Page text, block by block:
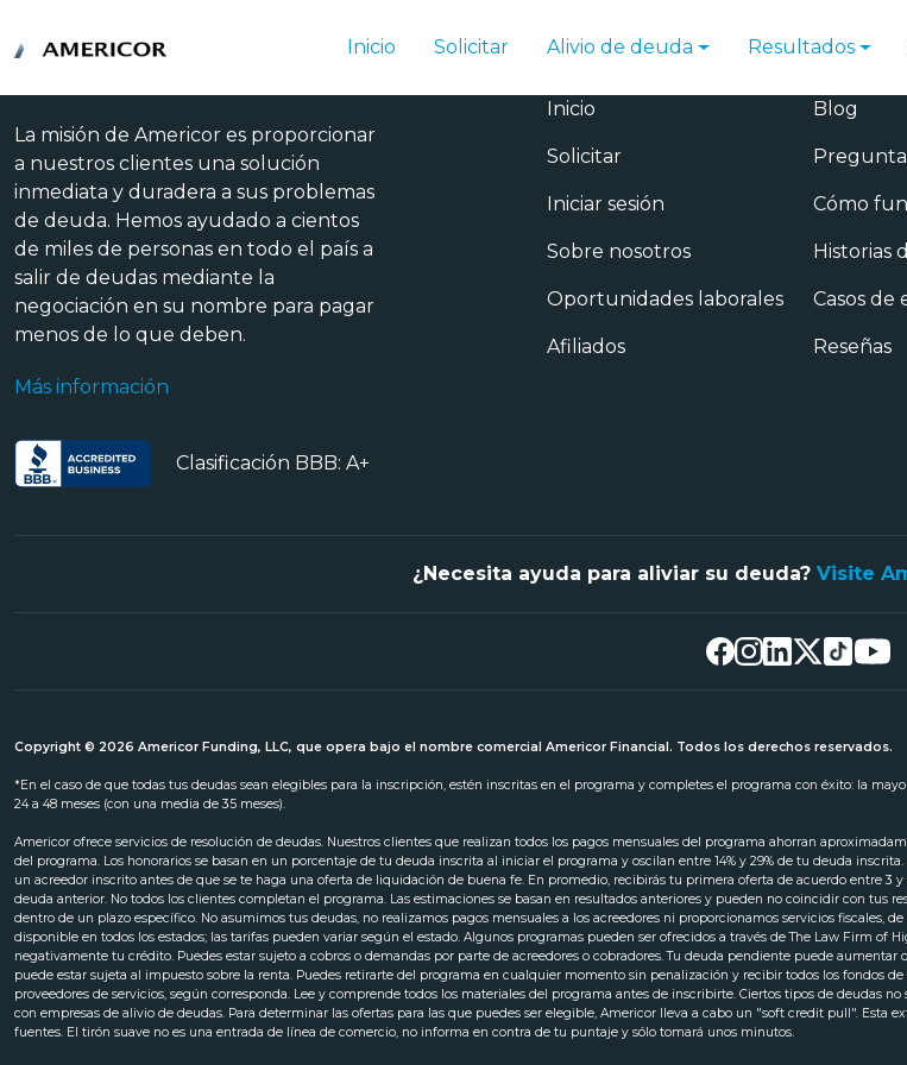
Inicio Solicitar Alivio de deuda Resultados
La misión de Americor es proporcionar
a nuestros clientes una solución
inmediata y duradera a sus problemas
de deuda. Hemos ayudado a cientos
de miles de personas en todo el país a
salir de deudas mediante la
negociación en su nombre para pagar
menos de lo que deben.
Más información
Clasificación BBB: A+
Principal
Inicio
Solicitar
Iniciar sesión
Sobre nosotros
Oportunidades laborales
Afiliados
Recursos
Blog
Cómo
Historias
Casos de
Reseñas
¿Necesita ayuda para aliviar su deuda? Visite
Copyright © 2026 Americor Funding, LLC, que opera bajo el nombre comercial Americor Financial. Todos los derechos reservados.
*En el caso de que todas tus deudas sean elegibles para la inscripción, estén inscritas en el programa y completes el programa con éxito: la
24 a 48 meses (con una media de 35 meses).
Americor ofrece servicios de resolución de deudas. Nuestros clientes que realizan todos los pagos mensuales del programa ahorran
del programa. Los honorarios se basan en un porcentaje de tu deuda inscrita al iniciar el programa y oscilan entre 14% y 29% de tu deuda
un acreedor inscrito antes de que se te haga una oferta de liquidación de buena fe. En promedio, recibirás tu primera oferta de acuerdo entre
deuda anterior. No todos los clientes completan el programa. Las estimaciones se basan en resultados anteriores y pueden no coincidir con tus
dentro de un plazo específico. No asumimos tus deudas, no realizamos pagos mensuales a los acreedores ni proporcionamos servicios fiscales,
disponible en todos los estados; las tarifas pueden variar según el estado. Algunos programas pueden ser ofrecidos a través de The Law Firm of
negativamente tu crédito. Puedes estar sujeto a cobros o demandas por parte de acreedores o cobradores. Tu deuda pendiente puede
puede estar sujeta al impuesto sobre la renta. Puedes retirarte del programa en cualquier momento sin penalización y recibir todos los fondos
proveedores de servicios, según corresponda. Lee y comprende todos los materiales del programa antes de inscribirte. Ciertos tipos de deudas
con empresas de alivio de deudas. Para determinar las ofertas para las que puedes ser elegible, Americor lleva a cabo un "soft credit pull".
fuentes. El tirón suave no es una entrada de línea de comercio, no informa en contra de tu puntaje y sólo tomará unos minutos.